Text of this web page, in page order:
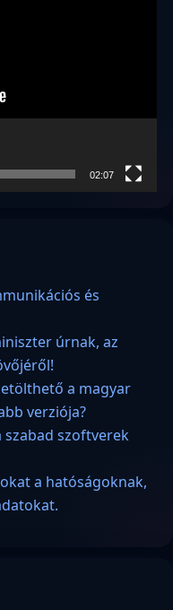
02:07
és
úrnak, az
a magyar
verziója?
szoftverek
a hatóságoknak,